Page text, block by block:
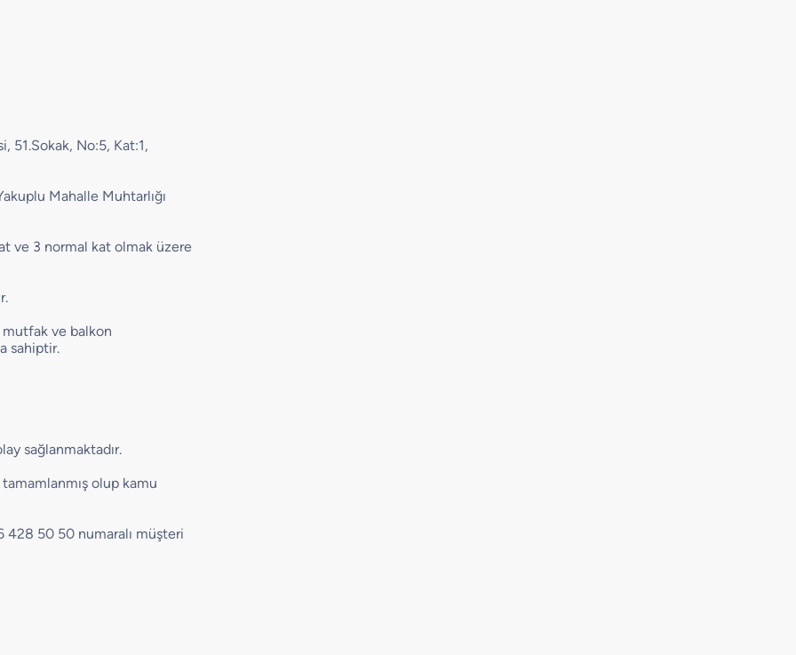
51.Sokak, No:5, Kat:1,
Mahalle Muhtarlığı
ve 3 normal kat olmak üzere
mutfak ve balkon
sahiptir.
sağlanmaktadır.
olup kamu
428 50 50 numaralı müşteri